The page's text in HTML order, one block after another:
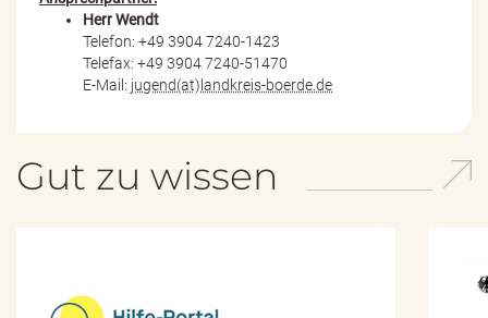
Herr Wendt
Telefon: +49 3904 7240-1423
Telefax: +49 3904 7240-51470
E-Mail: jugend(at)landkreis-boerde.de
Gut zu wissen